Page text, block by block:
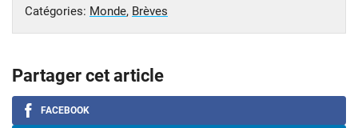
Catégories: Monde, Brèves
Partager cet article
FACEBOOK